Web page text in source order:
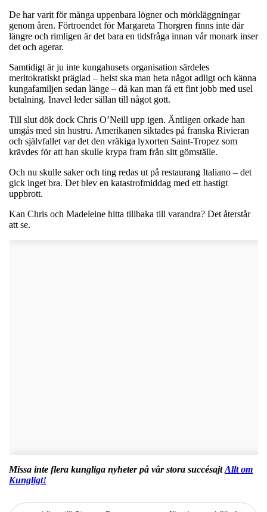
De har varit för många uppenbara lögner och mörkläggningar
genom åren. Förtroendet för Margareta Thorgren finns inte där
längre och rimligen är det bara en tidsfråga innan vår monark inser
det och agerar.
Samtidigt är ju inte kungahusets organisation särdeles
meritokratiskt präglad – helst ska man heta något adligt och känna
kungafamiljen sedan länge – då kan man få ett fint jobb med usel
betalning. Inavel leder sällan till något gott.
Till slut dök dock Chris O’Neill upp igen. Äntligen orkade han
umgås med sin hustru. Amerikanen siktades på franska Rivieran
och självfallet var det den vräkiga lyxorten Saint-Tropez som
krävdes för att han skulle krypa fram från sitt gömställe.
Och nu skulle saker och ting redas ut på restaurang Italiano – det
gick inget bra. Det blev en katastrofmiddag med ett hastigt
uppbrott.
Kan Chris och Madeleine hitta tillbaka till varandra? Det återstår
att se.
Missa inte flera kungliga nyheter på vår stora succésajtAllt om
Kungligt!